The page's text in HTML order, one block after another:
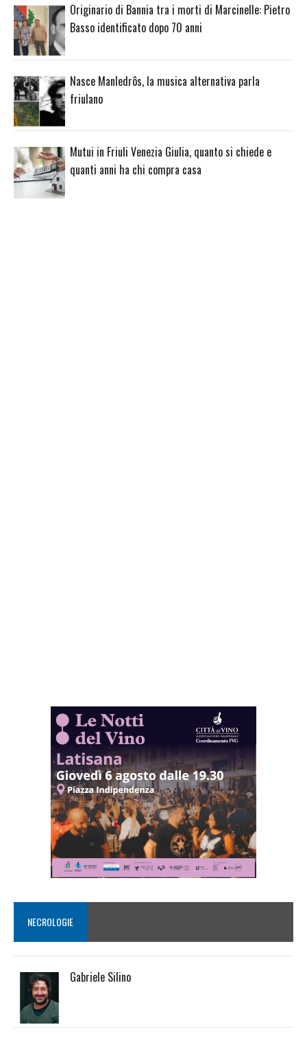
Originario di Bannia tra i morti di Marcinelle: Pietro
Basso identificato dopo 70 anni
Nasce Manledrôs, la musica alternativa parla
friulano
Mutui in Friuli Venezia Giulia, quanto si chiede e
quanti anni ha chi compra casa
NECROLOGIE
Gabriele Silino